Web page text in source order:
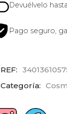
Devuélvelo
Pago seguro,
REF:
Categoría: